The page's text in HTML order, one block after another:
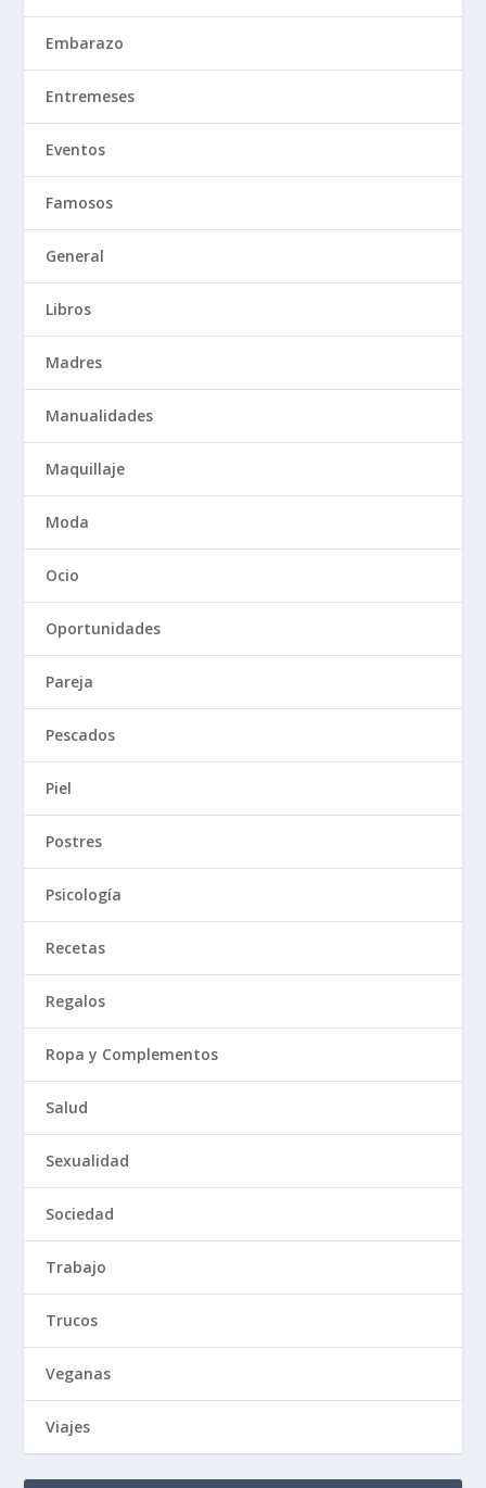
Embarazo
Entremeses
Eventos
Famosos
General
Libros
Madres
Manualidades
Maquillaje
Moda
Ocio
Oportunidades
Pareja
Pescados
Piel
Postres
Psicología
Recetas
Regalos
Ropa y Complementos
Salud
Sexualidad
Sociedad
Trabajo
Trucos
Veganas
Viajes